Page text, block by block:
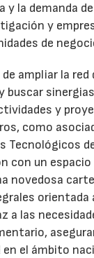
y la demanda
y
de
ampliar la red
buscar
y
como
Tecnológicos
con un espacio
novedosa
orientada
a las
el ámbito